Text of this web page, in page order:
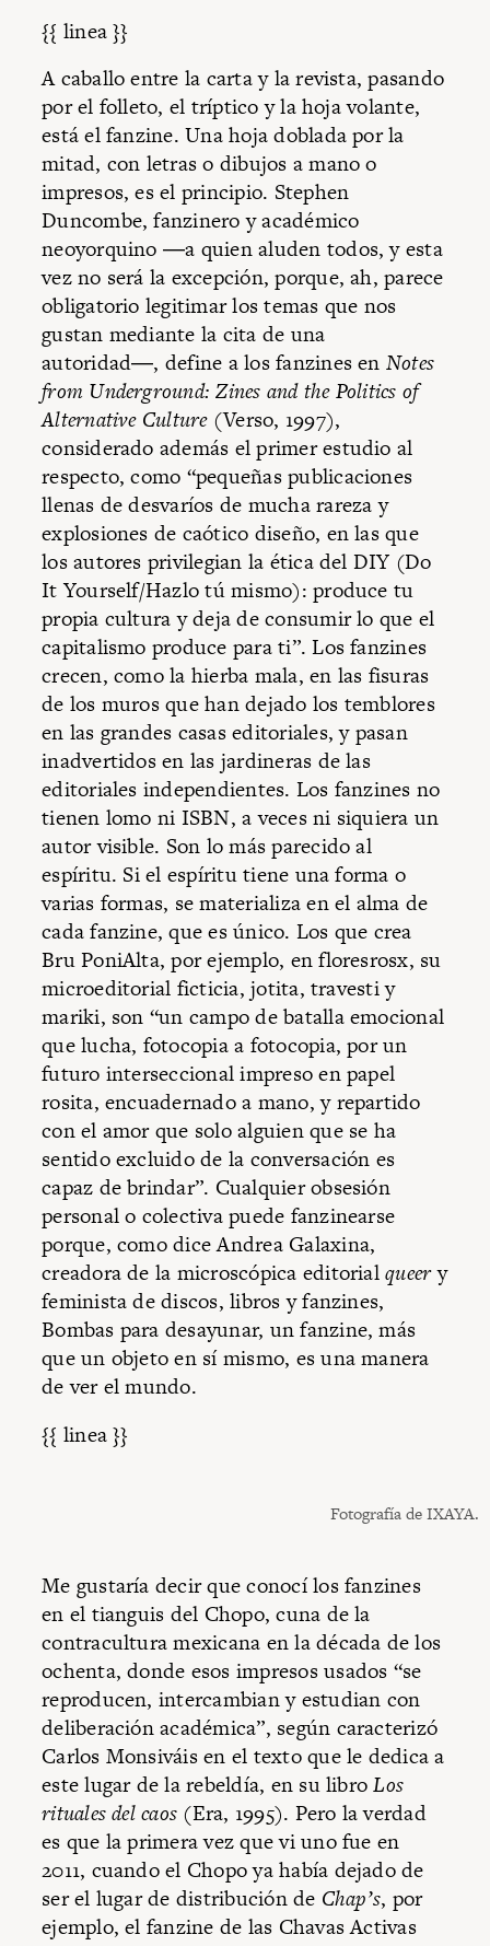
{{ linea }}
A caballo entre la carta y la revista, pasando
por el folleto, el tríptico y la hoja volante,
está el fanzine. Una hoja doblada por la
mitad, con letras o dibujos a mano o
impresos, es el principio. Stephen
Duncombe, fanzinero y académico
neoyorquino ―a quien aluden todos, y esta
vez no será la excepción, porque, ah, parece
obligatorio legitimar los temas que nos
gustan mediante la cita de una
autoridad―, define a los fanzines en Notes
from Underground: Zines and the Politics of
Alternative Culture(Verso, 1997),
considerado además el primer estudio al
respecto, como “pequeñas publicaciones
llenas de desvaríos de mucha rareza y
explosiones de caótico diseño, en las que
los autores privilegian la ética del DIY (Do
It Yourself/Hazlo tú mismo): produce tu
propia cultura y deja de consumir lo que el
capitalismo produce para ti”. Los fanzines
crecen, como la hierba mala, en las fisuras
de los muros que han dejado los temblores
en las grandes casas editoriales, y pasan
inadvertidos en las jardineras de las
editoriales independientes. Los fanzines no
tienen lomo ni ISBN, a veces ni siquiera un
autor visible. Son lo más parecido al
espíritu. Si el espíritu tiene una forma o
varias formas, se materializa en el alma de
cada fanzine, que es único. Los que crea
Bru PoniAlta, por ejemplo, en floresrosx, su
microeditorial ficticia, jotita, travesti y
mariki, son “un campo de batalla emocional
que lucha, fotocopia a fotocopia, por un
futuro interseccional impreso en papel
rosita, encuadernado a mano, y repartido
con el amor que solo alguien que se ha
sentido excluido de la conversación es
capaz de brindar”. Cualquier obsesión
personal o colectiva puede fanzinearse
porque, como dice Andrea Galaxina,
creadora de la microscópica editorialqueery
feminista de discos, libros y fanzines,
Bombas para desayunar, un fanzine, más
que un objeto en sí mismo, es una manera
de ver el mundo.
{{ linea }}
Fotografía de IXAYA.
Me gustaría decir que conocí los fanzines
en el tianguis del Chopo, cuna de la
contracultura mexicana en la década de los
ochenta, donde esos impresos usados “se
reproducen, intercambian y estudian con
deliberación académica”, según caracterizó
Carlos Monsiváis en el texto que le dedica a
este lugar de la rebeldía, en su libroLos
rituales del caos (Era, 1995). Pero la verdad
es que la primera vez que vi uno fue en
2011, cuando el Chopo ya había dejado de
ser el lugar de distribución de Chap’s, por
ejemplo, el fanzine de las Chavas Activas